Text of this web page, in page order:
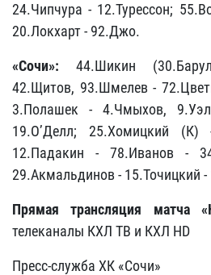
24.Чипчура - 12.Турессон;
20.Локхарт - 92.Джо.
«Сочи»: 44.Шикин
42.Щитов, 93.Шмелев -
3.Полашек - 4.Чмыхов,
19.О’Делл; 25.Хомицкий (К)
12.Падакин - 78.Иванов -
29.Акмальдинов - 15.Точицкий
Прямая трансляция матча
телеканалы КХЛ ТВ и КХЛ HD
Пресс-служба ХК «Сочи»